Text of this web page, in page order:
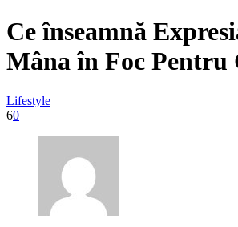
Ce înseamnă
Mâna în Foc Pentru
Lifestyle
60